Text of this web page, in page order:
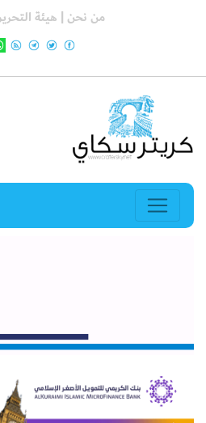
من نحن | هيئة